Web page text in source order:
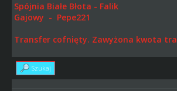
Spójnia Białe Błota - Falik
Gajowy - Pepe221
Transfer cofnięty. Zawyżona kwota
Szukaj